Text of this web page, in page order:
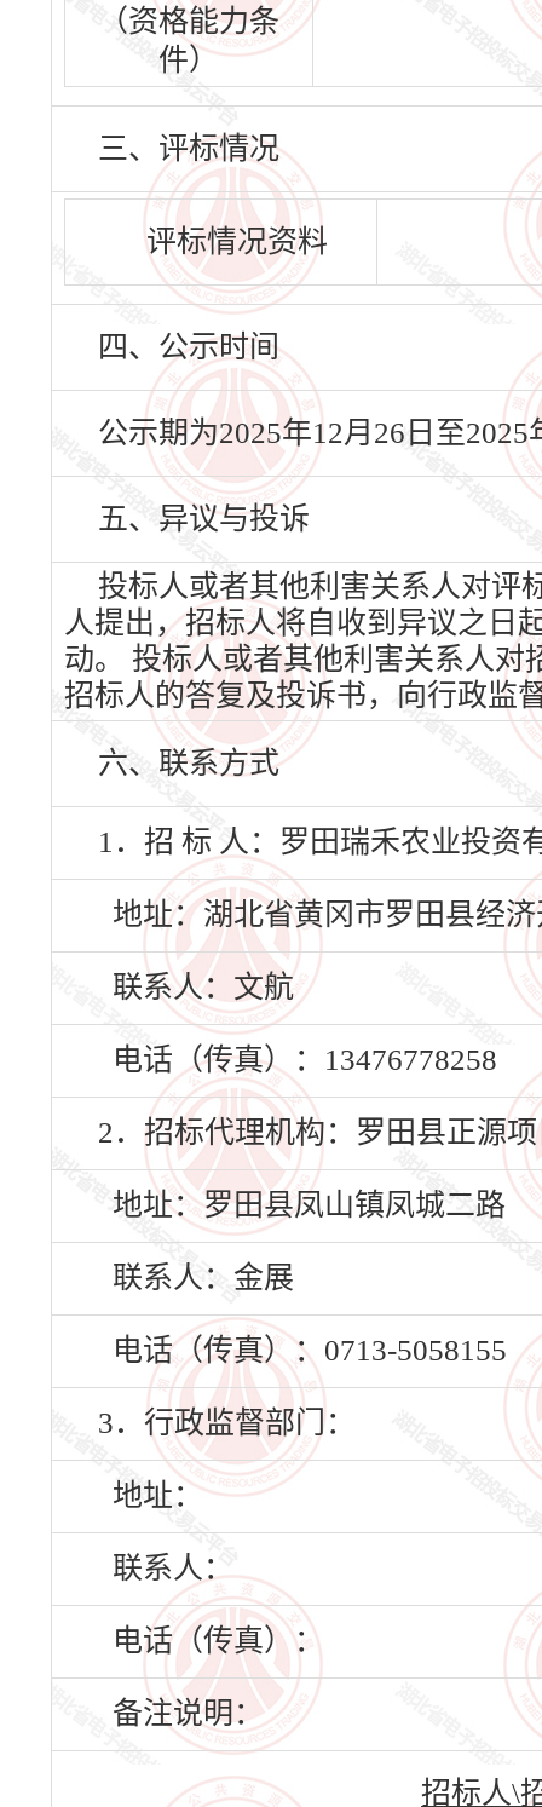
（资格能力条
件）
三、评标情况
评标情况资料
四、公示时间
公示期为2025年12月26日至
五、异议与投诉
投标人或者其他利害关系人对评
人提出，招标人将自收到异议之日
动。 投标人或者其他利害关系人
招标人的答复及投诉书，向行政监
六、联系方式
1．招 标 人：罗田瑞禾农业投资
地址：湖北省黄冈市罗田县经
联系人：文航
电话（传真）：13476778258
2．招标代理机构：罗田县正源
地址：罗田县凤山镇凤城二路
联系人：金展
电话（传真）：0713-5058155
3．行政监督部门：
地址：
联系人：
电话（传真）：
备注说明：
招标人\